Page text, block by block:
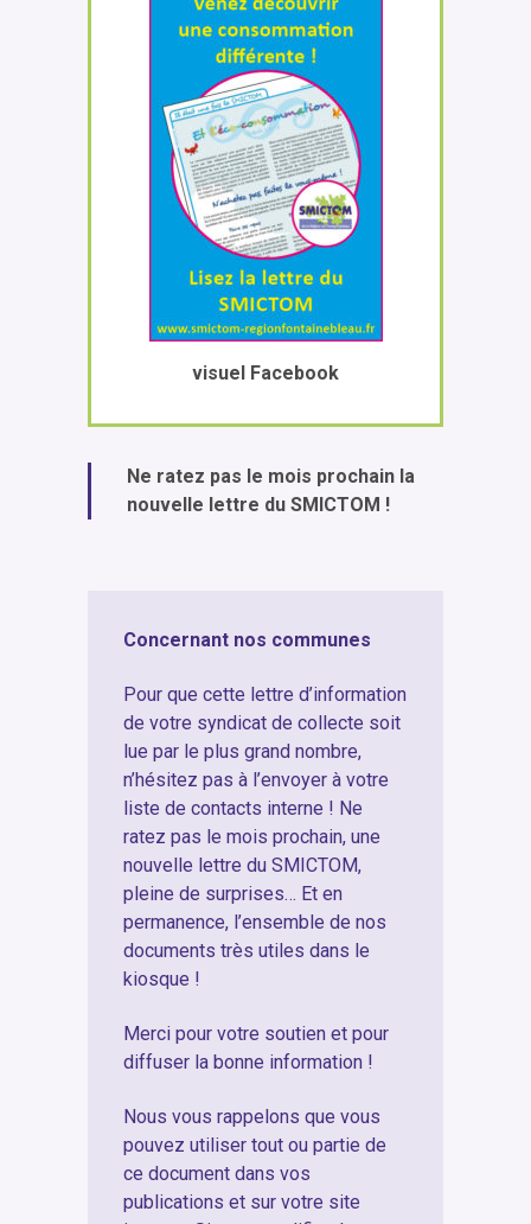
visuel Facebook
Ne ratez pas le mois prochain la
nouvelle lettre du SMICTOM !
Concernant nos communes
Pour que cette lettre d’information
de votre syndicat de collecte soit
lue par le plus grand nombre,
n’hésitez pas à l’envoyer à votre
liste de contacts interne ! Ne
ratez pas le mois prochain, une
nouvelle lettre du SMICTOM,
pleine de surprises… Et en
permanence, l’ensemble de nos
documents très utiles dans le
kiosque !
Merci pour votre soutien et pour
diffuser la bonne information !
Nous vous rappelons que vous
pouvez utiliser tout ou partie de
ce document dans vos
publications et sur votre site